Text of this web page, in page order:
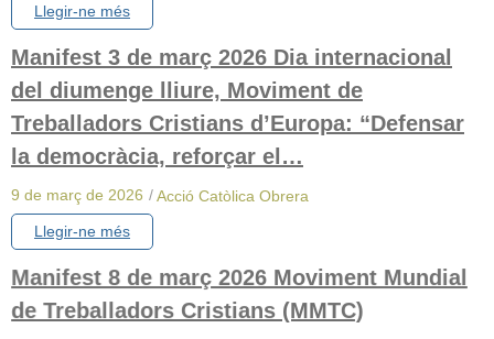
Llegir-ne més
Manifest 3 de març 2026 Dia internacional
del diumenge lliure, Moviment de
Treballadors Cristians d’Europa: “Defensar
la democràcia, reforçar el…
9 de març de 2026 /Acció Catòlica Obrera
Llegir-ne més
Manifest 8 de març 2026 Moviment Mundial
de Treballadors Cristians (MMTC)